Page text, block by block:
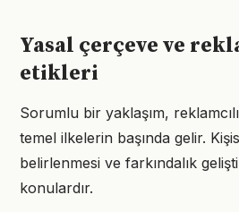
Yasal çerçeve ve
etikleri
Sorumlu bir yaklaşım,
temel ilkelerin başında gelir.
belirlenmesi ve farkındalık
konulardır.